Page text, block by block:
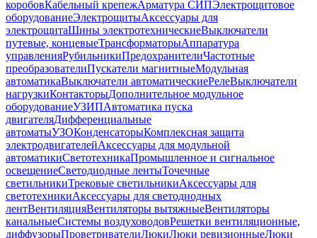
коробовКабельный крепежАрматура СИПЭлектрощитовое
оборудованиеЭлектрощитыАксессуары для
электрощитаШины электротехническиеВыключатели
путевые, концевыеТрансформаторыАппаратура
управленияРубильникиПредохранителиЧастотные
преобразователиПускатели магнитныеМодульная
автоматикаВыключатели автоматическиеРелеВыключатели
нагрузкиКонтакторыДополнительное модульное
оборудованиеУЗИПАвтоматика пуска
двигателяДифференциальные
автоматыУЗОКонденсаторыКомплексная защита
электродвигателейАксессуары для модульной
автоматикиСветотехникаПромышленное и сигнальное
освещениеСветодиодные лентыТочечные
светильникиТрековые светильникиАксессуары для
светотехникиАксессуары для светодиодных
лентВентиляцияВентиляторы вытяжныеВентиляторы
канальныеСистемы воздуховодовРешетки вентиляционные,
диффузорыПроветривателиЛюкиЛюки ревизионныеЛюки